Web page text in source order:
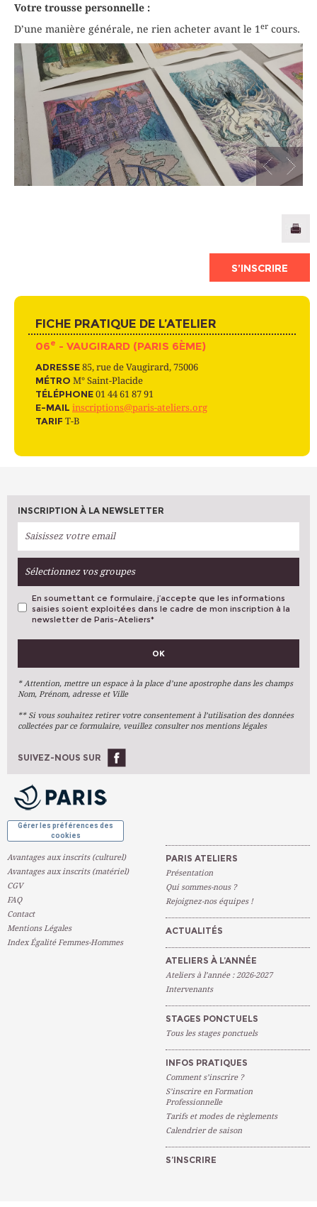
Votre trousse personnelle :
D’une manière générale, ne rien acheter avant le 1 er cours.
S’INSCRIRE
FICHE PRATIQUE DE L’ATELIER
06e - VAUGIRARD (PARIS 6ÈME)
ADRESSE 85, rue de Vaugirard, 75006
MÉTRO M° Saint-Placide
TÉLÉPHONE 01 44 61 87 91
E-MAIL inscriptions@paris-ateliers.org
TARIF T-B
INSCRIPTION À LA NEWSLETTER
Sélectionnez vos groupes
VOS PRÉFÉRENCES
Arts Plastiques
Arts Du Texte
Arts Numériques
Ateliers À L'année
En soumettant ce formulaire, j’accepte que les informations
saisies soient exploitées dans le cadre de mon inscription à la
newsletter de Paris-Ateliers*
OK
* Attention, mettre un espace à la place d’une apostrophe dans les champs
Nom, Prénom, adresse et Ville
** Si vous souhaitez retirer votre consentement à l’utilisation des données
collectées par ce formulaire, veuillez consulter nos mentions légales
SUIVEZ-NOUS SUR
Gérer les préférences des
cookies
Avantages aux inscrits (culturel)
Avantages aux inscrits (matériel)
CGV
FAQ
Contact
Mentions Légales
Index Égalité Femmes-Hommes
PARIS ATELIERS
Présentation
Qui sommes-nous ?
Rejoignez-nos équipes !
ACTUALITÉS
ATELIERS À L’ANNÉE
Ateliers à l’année : 2026-2027
Intervenants
STAGES PONCTUELS
Tous les stages ponctuels
INFOS PRATIQUES
Comment s’inscrire ?
S’inscrire en Formation
Professionnelle
Tarifs et modes de règlements
Calendrier de saison
S’INSCRIRE